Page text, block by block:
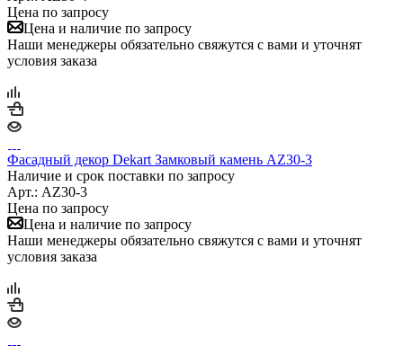
Цена по запросу
Цена и наличие по запросу
Наши менеджеры обязательно свяжутся с вами и уточнят
условия заказа
Фасадный декор Dekart Замковый камень AZ30-3
Наличие и срок поставки по запросу
Арт.: AZ30-3
Цена по запросу
Цена и наличие по запросу
Наши менеджеры обязательно свяжутся с вами и уточнят
условия заказа